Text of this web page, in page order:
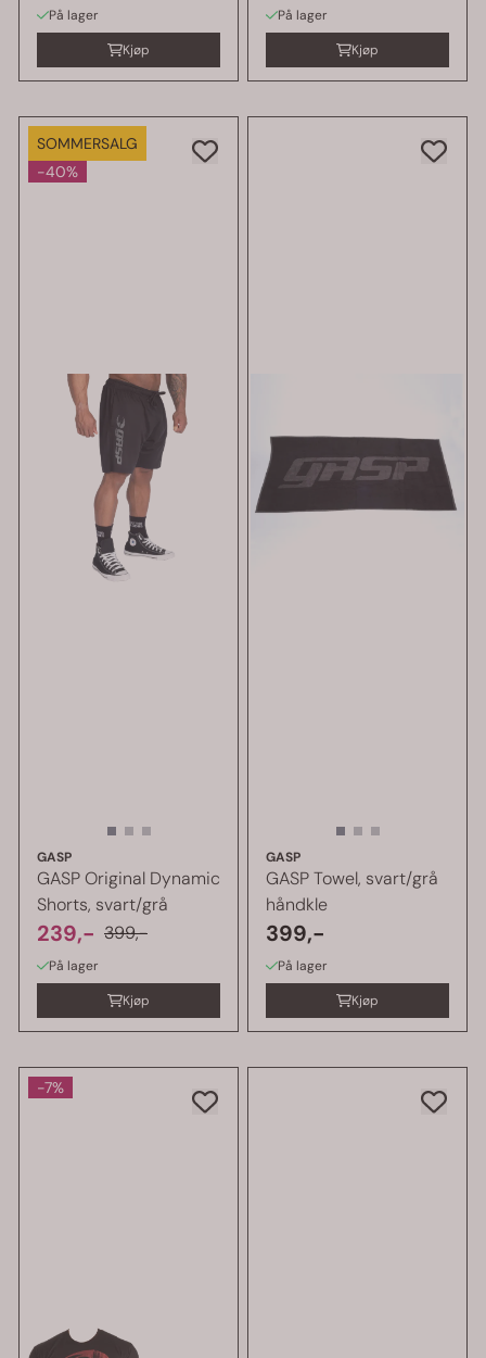
På lager
Kjøp
På lager
Kjøp
SOMMERSALG
-40%
GASP
GASP Original Dynamic
Shorts, svart/grå
239,- 399,-
På lager
Kjøp
GASP
GASP Towel, svart/grå
håndkle
399,-
På lager
Kjøp
-7%